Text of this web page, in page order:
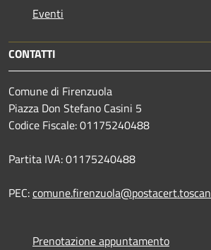
Eventi
CONTATTI
Comune di Firenzuola
Piazza Don Stefano Casini 5
Codice Fiscale: 01175240488
Partita IVA: 01175240488
PEC:
Prenotazione appuntamento